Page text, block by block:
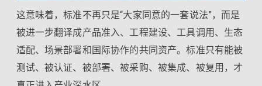
这意味着，标准不再只是“大家同意的一套说法”，而是
被进一步翻译成产品准入、工程建设、工具调用、生态
适配、场景部署和国际协作的共同资产。标准只有能被
测试、被认证、被部署、被采购、被集成、被复用，才